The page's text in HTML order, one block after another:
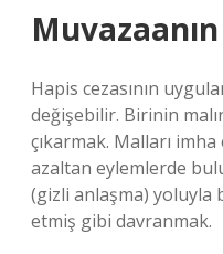
Hapis cezasının
değişebilir. Birinin
çıkarmak. Malları
azaltan eylemlerde
(gizli anlaşma) yoluyla
etmiş gibi davranmak.